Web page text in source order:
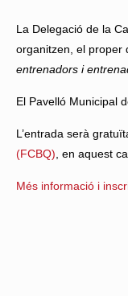
La Delegació de la
organitzen, el proper
entrenadors i
El Pavelló Municipal
L’entrada serà
(FCBQ) , en aquest
Més informació i